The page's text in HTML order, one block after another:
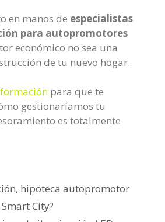
en manos de especialistas
para autopromotores
económico no sea una
de tu nuevo hogar.
para que te
gestionaríamos tu
es totalmente
, hipoteca autopromotor
City?